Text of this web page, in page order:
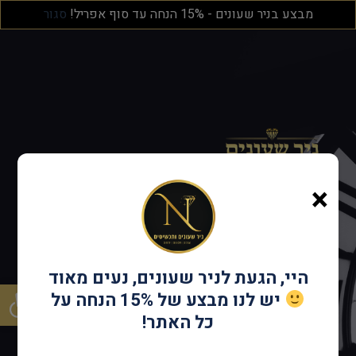
מבצע בניר שעונים - 15% הנחה עד סוף אפריל! סגור
נחזור ממש
בקרוב!
×
היי, הגעת לניר שעונים, נעים מאוד
יש לנו מבצע של 15% הנחה על
כל האתר!